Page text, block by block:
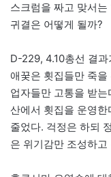
스크럼을 짜고 맞서
귀결은 어떻게 될까?
D-229, 4.10총선 결과
애꿎은 횟집들만 죽
업자들만 고통을 받
산에서 횟집을 운영한
줄었다. 걱정은 하되
은 위기감만 조성하고